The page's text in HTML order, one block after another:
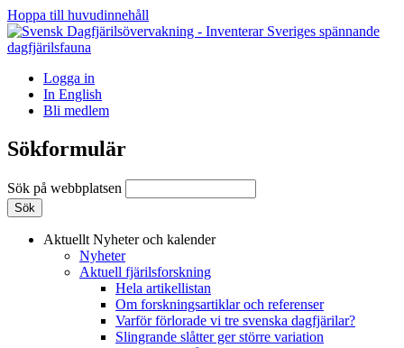
Hoppa till huvudinnehåll
Logga in
In English
Bli medlem
Sökformulär
Sök på webbplatsen
Aktuellt Nyheter och kalender
Nyheter
Aktuell fjärilsforskning
Hela artikellistan
Om forskningsartiklar och referenser
Varför förlorade vi tre svenska dagfjärilar?
Slingrande slåtter ger större variation